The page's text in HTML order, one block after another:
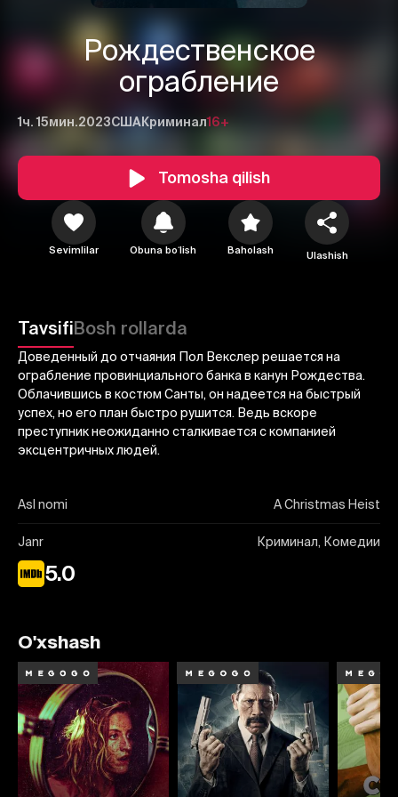
Рождественское
ограбление
1ч. 15мин.2023СШАКриминал16+
Tomosha qilish
Sevimlilar Obuna boʻlish Baholash Ulashish
TavsifiBosh rollarda
Доведенный до отчаяния Пол Векслер решается на
ограбление провинциального банка в канун Рождества.
Облачившись в костюм Санты, он надеется на быстрый
успех, но его план быстро рушится. Ведь вскоре
преступник неожиданно сталкивается с компанией
эксцентричных людей.
Asl nomi A Christmas Heist
Janr Криминал, Комедии
5.0
1 2
O'xshash